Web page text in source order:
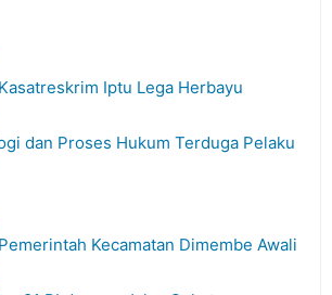
Kasatreskrim Iptu Lega Herbayu
dan Proses Hukum Terduga Pelaku
Pemerintah Kecamatan Dimembe Awali